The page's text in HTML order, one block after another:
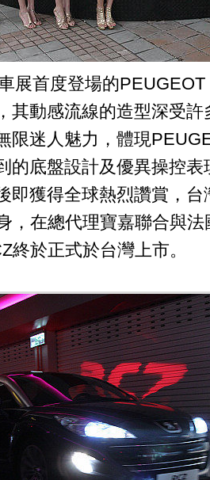
展首度登場的
其動感流線的造型深受
限迷人魅力，體現
的底盤設計及優異操控
即獲得全球熱烈讚賞，
，在總代理寶嘉聯合與
終於正式於台灣上市。